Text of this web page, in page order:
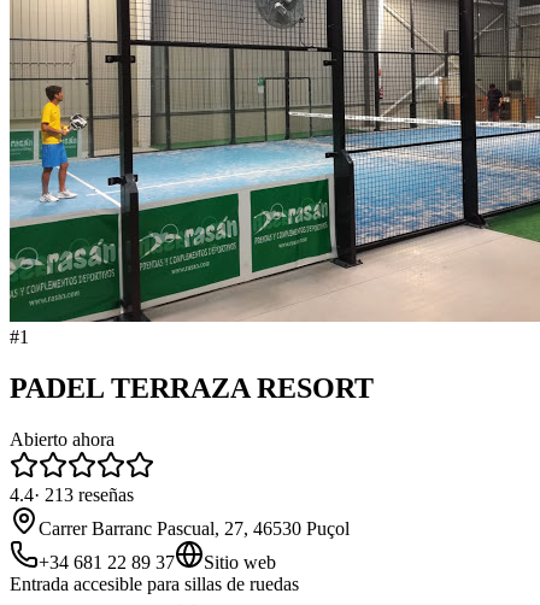
#1
PADEL TERRAZA RESORT
Abierto ahora
4.4· 213 reseñas
Carrer Barranc Pascual, 27, 46530 Puçol
+34 681 22 89 37
Sitio web
Entrada accesible para sillas de ruedas